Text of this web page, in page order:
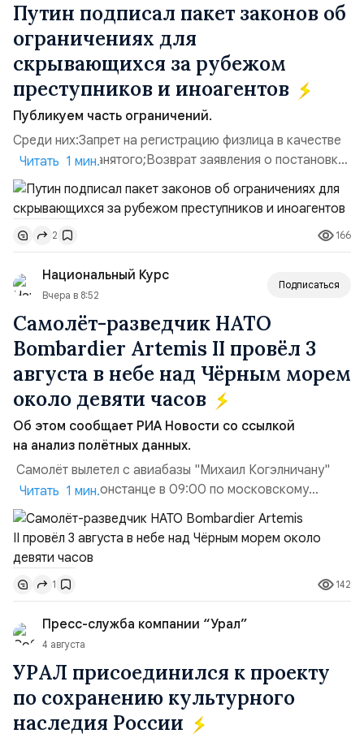
Путин подписал пакет законов об
ограничениях для
скрывающихся за рубежом
преступников и иноагентов
Публикуем часть ограничений.
Среди них:Запрет на регистрацию физлица в качестве
ИП или самозанятого;Возврат заявления о постановке
недвижимости на кадастровый учет;Ограничение
водительских прав;Запрет регистрации транспортных
средств и на заключение сделок по
доверенности;Отказ в заключении кредитного
договора, предоставлении государственных и
муниципальных услуг онл...
Читать 1 мин.
2 166
Национальный Курс
Вчера в 8:52
Подписаться
Самолёт-разведчик НАТО
Bombardier Artemis II провёл 3
августа в небе над Чёрным морем
около девяти часов
Об этом сообщает РИА Новости со ссылкой
на анализ полётных данных.
Самолёт вылетел с авиабазы "Михаил Когэлничану"
в румынской Констанце в 09:00 по московскому
времени и направился по прямой к турецко-грузинской
границе. На базу самолёт вернулся после 18 часов,
совершив три облёта примерно по одной
траектории.Не исключено, что Artemis II участвовал в
наведени...
Читать 1 мин.
1 142
Пресс-служба компании “Урал”
4 августа
УРАЛ присоединился к проекту
по сохранению культурного
наследия России